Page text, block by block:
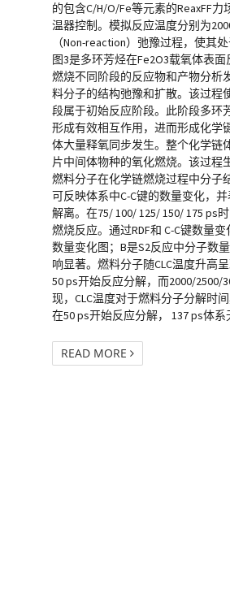
的包含C/H/O/Fe等元素的ReaxFF
温器控制。模拟反应温度分别为
（Non-reaction）弛豫过程，使其
图3是多环芳烃在Fe2O3载氧体表
燃烧不同阶段的反应物和产物分析
料分子的结构弛豫和扩散。该过程
段属于初始反应阶段。此阶段多环
形成有效相互作用，进而形成化学
体大量释氧同步发生。整个化学链
片中间体物种的氧化燃烧。该过程
燃料分子在化学链燃烧过程中分子
可反映体系中C-C键的数量变化，
解离。在75/ 100/ 125/ 150/ 175 ps
燃烧反应。通过RDF和 C-C键数量
数量变化图；B是S2反应中分子数
响显著。燃料分子随CLC温度升高
50 ps开始反应分解，而2000/2500/
现，CLC温度对于燃料分子分解时
在50 ps开始反应分解， 137 ps体
READ MORE